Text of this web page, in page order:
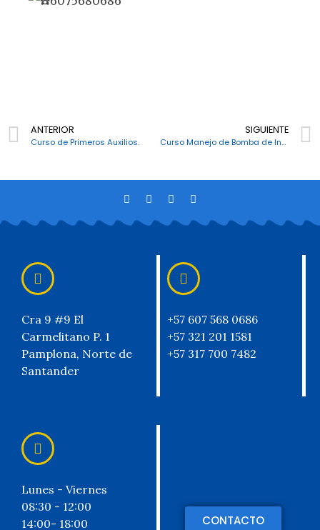
ANTERIOR
Curso de Primeros Auxilios.
SIGUIENTE
Curso Manejo de Bomba de Infusión
Cra 9 #9 El
Carmelitano P. 1
Pamplona, Norte de
Santander
+57 607 568 0686
+57 321 201 1581
+57 317 700 7482
Lunes - Viernes
08:30 - 12:00
14:00- 18:00
CONTACTO